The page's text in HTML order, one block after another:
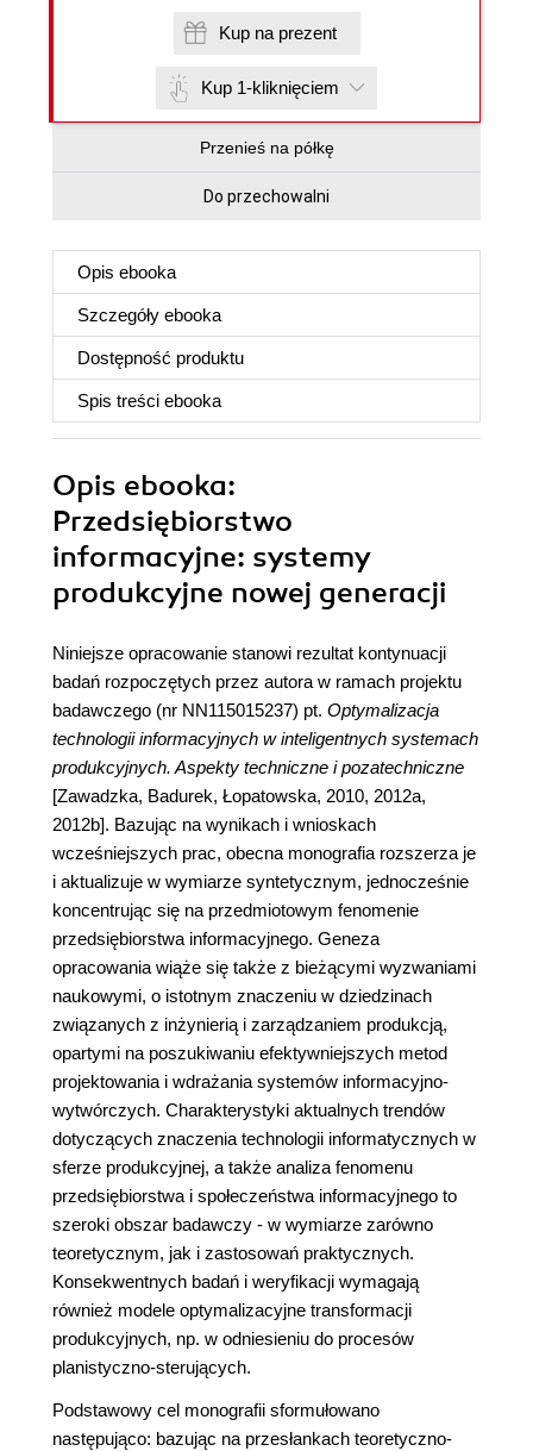
Kup na prezent
Kup 1-kliknięciem
Przenieś na półkę
Do przechowalni
Opis ebooka
Szczegóły ebooka
Dostępność produktu
Spis treści ebooka
Opis ebooka:
Przedsiębiorstwo
informacyjne: systemy
produkcyjne nowej generacji
Niniejsze opracowanie stanowi rezultat kontynuacji
badań rozpoczętych przez autora w ramach projektu
badawczego (nr NN115015237) pt. Optymalizacja
technologii informacyjnych w inteligentnych systemach
produkcyjnych. Aspekty techniczne i pozatechniczne
[Zawadzka, Badurek, Łopatowska, 2010, 2012a,
2012b]. Bazując na wynikach i wnioskach
wcześniejszych prac, obecna monografia rozszerza je
i aktualizuje w wymiarze syntetycznym, jednocześnie
koncentrując się na przedmiotowym fenomenie
przedsiębiorstwa informacyjnego. Geneza
opracowania wiąże się także z bieżącymi wyzwaniami
naukowymi, o istotnym znaczeniu w dziedzinach
związanych z inżynierią i zarządzaniem produkcją,
opartymi na poszukiwaniu efektywniejszych metod
projektowania i wdrażania systemów informacyjno-
wytwórczych. Charakterystyki aktualnych trendów
dotyczących znaczenia technologii informatycznych w
sferze produkcyjnej, a także analiza fenomenu
przedsiębiorstwa i społeczeństwa informacyjnego to
szeroki obszar badawczy - w wymiarze zarówno
teoretycznym, jak i zastosowań praktycznych.
Konsekwentnych badań i weryfikacji wymagają
również modele optymalizacyjne transformacji
produkcyjnych, np. w odniesieniu do procesów
planistyczno-sterujących.
Podstawowy cel monografii sformułowano
następująco: bazując na przesłankach teoretyczno-